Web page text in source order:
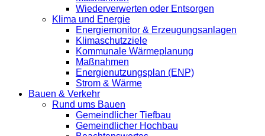
Wiederverwerten oder Entsorgen
Klima und Energie
Energiemonitor & Erzeugungsanlagen
Klimaschutzziele
Kommunale Wärmeplanung
Maßnahmen
Energienutzungsplan (ENP)
Strom & Wärme
Bauen & Verkehr
Rund ums Bauen
Gemeindlicher Tiefbau
Gemeindlicher Hochbau